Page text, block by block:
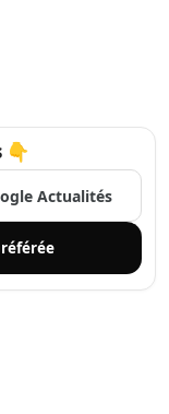
👇
Actualités